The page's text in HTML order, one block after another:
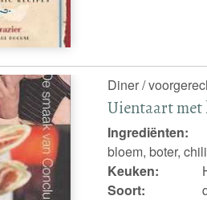
Diner /
Uientaart met
Ingrediënten:
bloem, boter,
Keuken:
Soort: